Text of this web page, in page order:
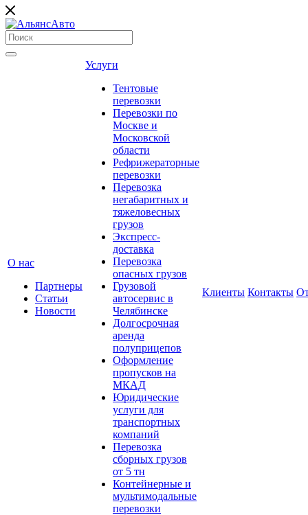
О нас
Партнеры
Статьи
Новости
Услуги
Тентовые
перевозки
Перевозки по
Москве и
Московской
области
Рефрижераторные
перевозки
Перевозка
негабаритных и
тяжеловесных
грузов
Экспресс-
доставка
Перевозка
опасных грузов
Грузовой
автосервис в
Челябинске
Долгосрочная
аренда
полуприцепов
Оформление
пропусков на
МКАД
Юридические
услуги для
транспортных
компаний
Перевозка
сборных грузов
от 5 тн
Контейнерные и
мультимодальные
перевозки
Клиенты Контакты